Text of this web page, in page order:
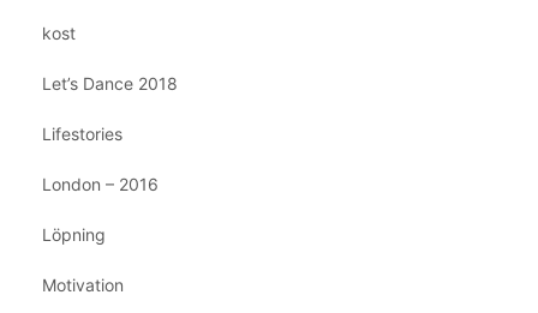
kost
Let’s Dance 2018
Lifestories
London – 2016
Löpning
Motivation